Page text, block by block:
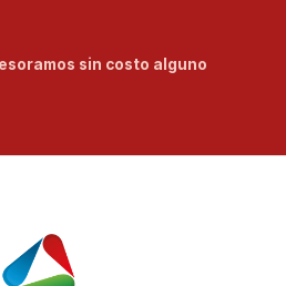
sin costo alguno